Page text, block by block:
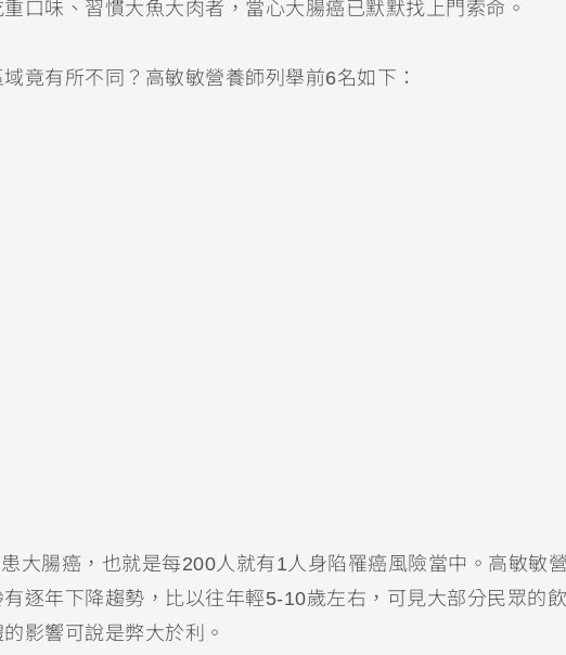
口味、習慣大魚大肉者，當心大腸癌已默默找上門索命。
竟有所不同？高敏敏營養師列舉前6名如下：
大腸癌，也就是每200人就有1人身陷罹癌風險當中。高敏敏
逐年下降趨勢，比以往年輕5-10歲左右，可見大部分民眾的
影響可說是弊大於利。